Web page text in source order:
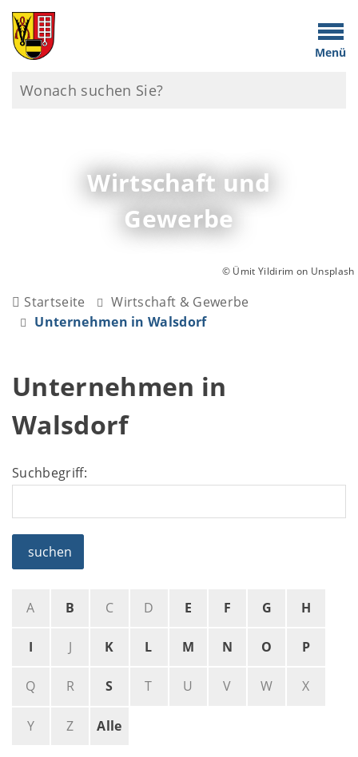
Menü
Wirtschaft und
Gewerbe
© Ümit Yildirim on Unsplash
Startseite
Wirtschaft & Gewerbe
Unternehmen in Walsdorf
Unternehmen in
Walsdorf
Suchbegriff:
suchen
A B C D E F G H
I J K L M N O P
Q R S T U V W X
Y Z Alle